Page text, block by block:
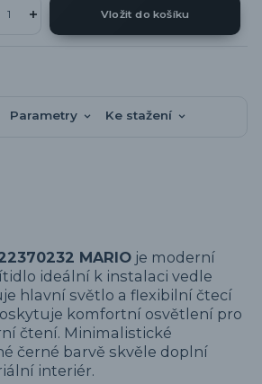
Vložit do košíku
Parametry Ke stažení
MARIO je moderní
ideální k instalaci vedle
hlavní světlo a flexibilní čtecí
komfortní osvětlení pro
čtení. Minimalistické
černé barvě skvěle doplní
interiér.